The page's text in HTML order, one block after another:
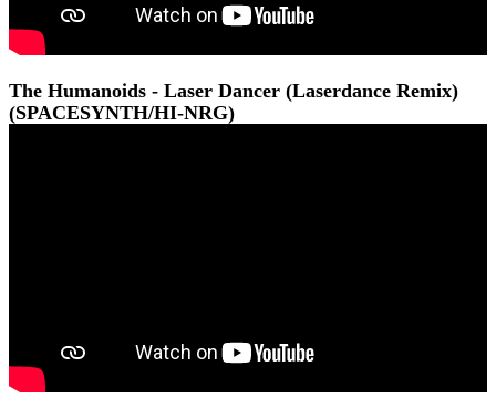
The Humanoids - Laser Dancer (Laserdance Remix)
(SPACESYNTH/HI-NRG)